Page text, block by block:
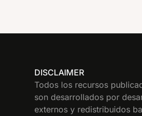
DISCLAIMER
Todos los recursos
son desarrollados por
externos y redistribuidos